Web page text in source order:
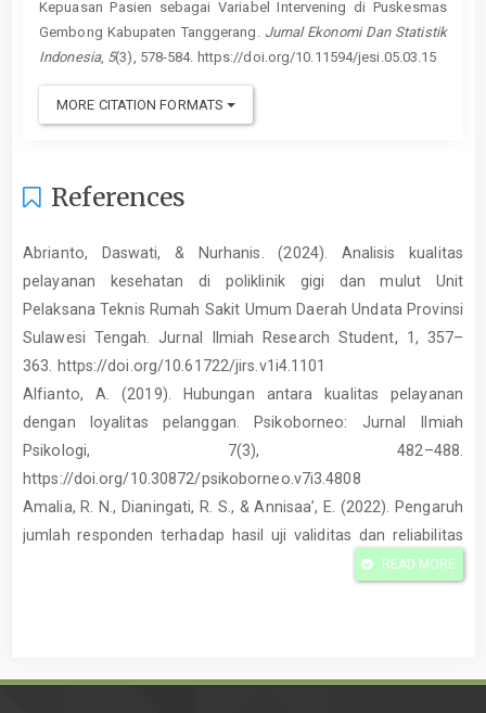
Kepuasan Pasien sebagai Variabel Intervening di Puskesmas
Gembong Kabupaten Tanggerang. Jurnal Ekonomi Dan Statistik
Indonesia, 5(3), 578-584. https://doi.org/10.11594/jesi.05.03.15
MORE CITATION FORMATS
References
Abrianto, Daswati, & Nurhanis. (2024). Analisis kualitas
pelayanan kesehatan di poliklinik gigi dan mulut Unit
Pelaksana Teknis Rumah Sakit Umum Daerah Undata Provinsi
Sulawesi Tengah. Jurnal Ilmiah Research Student, 1, 357–
363. https://doi.org/10.61722/jirs.v1i4.1101
Alfianto, A. (2019). Hubungan antara kualitas pelayanan
dengan loyalitas pelanggan. Psikoborneo: Jurnal Ilmiah
Psikologi, 7(3), 482–488.
https://doi.org/10.30872/psikoborneo.v7i3.4808
Amalia, R. N., Dianingati, R. S., & Annisaa’, E. (2022). Pengaruh
jumlah responden terhadap hasil uji validitas dan reliabilitas
kuesioner pengetahuan dan perilaku swamedikasi. Generics:
penerapan Sistem Informasi Manajemen Puskesmas
READ MORE